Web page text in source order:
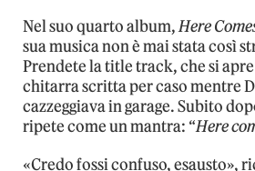
Nel suo quarto album,Here
sua musica non è mai stata così
Prendete la title track, che si
chitarra scritta per caso mentre
cazzeggiava in garage. Subito
ripete come un mantra: “Here
«Credo fossi confuso, esausto»,